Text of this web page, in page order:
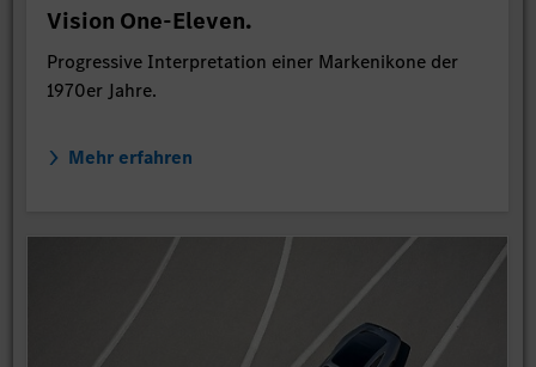
Vision One-Eleven.
Progressive Interpretation einer Markenikone der
1970er Jahre.
Mehr erfahren